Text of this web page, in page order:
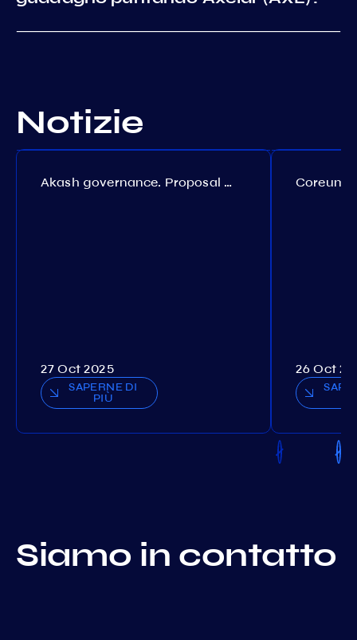
Notizie
Akash governance. Proposal №308
27 Oct 2025
SAPERNE DI
PIÙ
26 Oct
Siamo in contatto